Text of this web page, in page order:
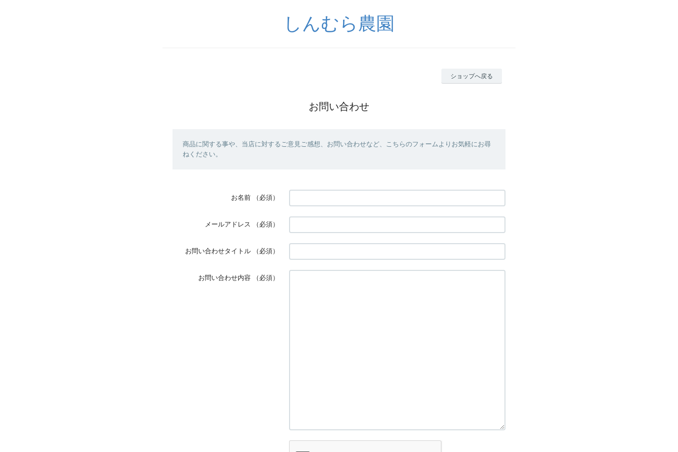
しんむら農園
ショップへ戻る
お問い合わせ
商品に関する事や、当店に対するご意見ご感想、お問い合わせなど、こちらのフォームよりお気軽にお尋
ねください。
お名前 （必須）
メールアドレス （必須）
お問い合わせタイトル （必須）
お問い合わせ内容 （必須）